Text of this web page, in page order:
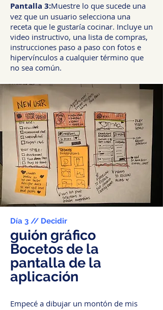
Pantalla 3:Muestre lo que sucede una
vez que un usuario selecciona una
receta que le gustaría cocinar. Incluye un
video instructivo, una lista de compras,
instrucciones paso a paso con fotos e
hipervínculos a cualquier término que
no sea común.
Día 3 // Decidir
guión gráfico
Bocetos de la
pantalla de la
aplicación
Empecé a dibujar un montón de mis